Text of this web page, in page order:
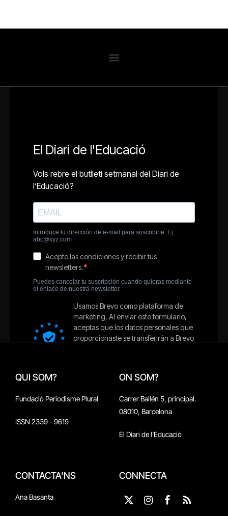
QUI SOM?
Fundació Periodisme Plural
ISSN 2339 - 9619
ON SOM?
Carrer Bailén 5, principal.
08010, Barcelona
El Diari de l'Educació
CONTACTA'NS
Ana Basanta
CONNECTA
X
Instagram
Facebook
RSS